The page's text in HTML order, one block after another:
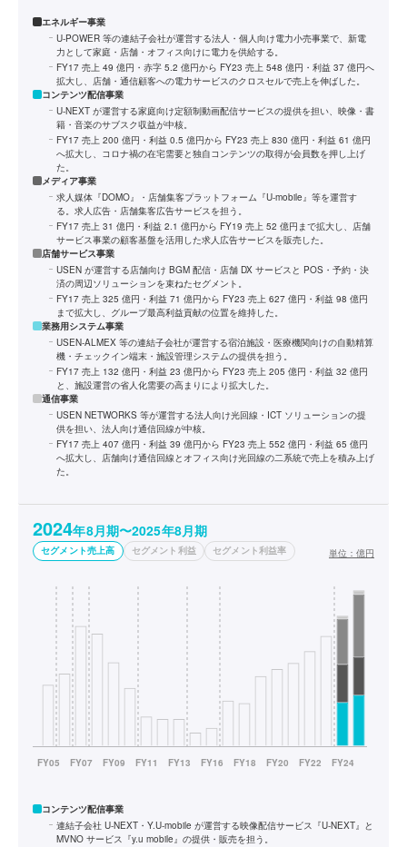
エネルギー事業
U-POWER 等の連結子会社が運営する法人・個人向け電力小売事業で、新電
力として家庭・店舗・オフィス向けに電力を供給する。
FY17 売上 49 億円・赤字 5.2 億円から FY23 売上 548 億円・利益 37 億円へ
拡大し、店舗・通信顧客への電力サービスのクロスセルで売上を伸ばした。
コンテンツ配信事業
U-NEXT が運営する家庭向け定額制動画配信サービスの提供を担い、映像・書
籍・音楽のサブスク収益が中核。
FY17 売上 200 億円・利益 0.5 億円から FY23 売上 830 億円・利益 61 億円
へ拡大し、コロナ禍の在宅需要と独自コンテンツの取得が会員数を押し上げ
た。
メディア事業
求人媒体『DOMO』・店舗集客プラットフォーム『U-mobile』等を運営す
る。求人広告・店舗集客広告サービスを担う。
FY17 売上 31 億円・利益 2.1 億円から FY19 売上 52 億円まで拡大し、店舗
サービス事業の顧客基盤を活用した求人広告サービスを販売した。
店舗サービス事業
USEN が運営する店舗向け BGM 配信・店舗 DX サービスと POS・予約・決
済の周辺ソリューションを束ねたセグメント。
FY17 売上 325 億円・利益 71 億円から FY23 売上 627 億円・利益 98 億円
まで拡大し、グループ最高利益貢献の位置を維持した。
業務用システム事業
USEN-ALMEX 等の連結子会社が運営する宿泊施設・医療機関向けの自動精算
機・チェックイン端末・施設管理システムの提供を担う。
FY17 売上 132 億円・利益 23 億円から FY23 売上 205 億円・利益 32 億円
と、施設運営の省人化需要の高まりにより拡大した。
通信事業
USEN NETWORKS 等が運営する法人向け光回線・ICT ソリューションの提
供を担い、法人向け通信回線が中核。
FY17 売上 407 億円・利益 39 億円から FY23 売上 552 億円・利益 65 億円
へ拡大し、店舗向け通信回線とオフィス向け光回線の二系統で売上を積み上げ
た。
2024年8月期〜2025年8月期
セグメント売上高 セグメント利益 セグメント利益率 単位： 億円
コンテンツ配信事業
連結子会社 U-NEXT・Y.U-mobile が運営する映像配信サービス『U-NEXT』と
MVNO サービス『y.u mobile』の提供・販売を担う。